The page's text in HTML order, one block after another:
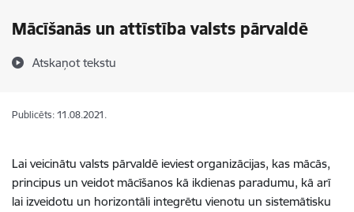
Mācīšanās un attīstība valsts pārvaldē
Atskaņot tekstu
Publicēts: 11.08.2021.
Lai veicinātu valsts pārvaldē ieviest organizācijas, kas mācās,
principus un veidot mācīšanos kā ikdienas paradumu, kā arī
lai izveidotu un horizontāli integrētu vienotu un sistemātisku